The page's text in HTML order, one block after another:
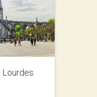
Lourdes